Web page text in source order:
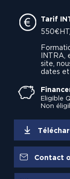
Tarif
INTRA,
site,
dates et
Eligible
Non
Contact